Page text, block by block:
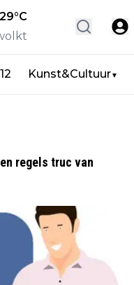
29°C
Kunst&Cultuur▼
regels truc van